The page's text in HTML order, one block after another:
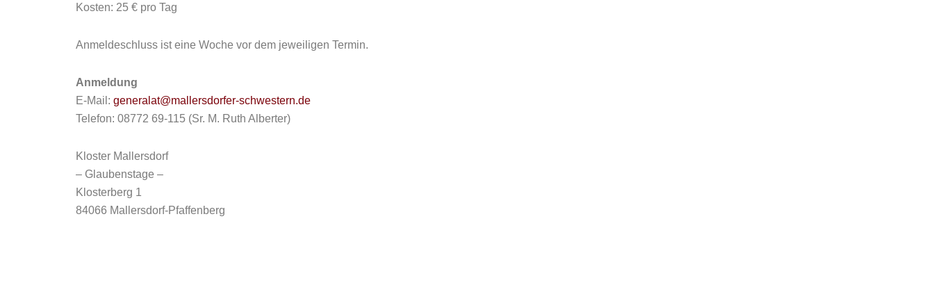
Kosten: 25 € pro Tag
Anmeldeschluss ist eine Woche vor dem jeweiligen Termin.
Anmeldung
E-Mail: generalat@mallersdorfer-schwestern.de
Telefon: 08772 69-115 (Sr. M. Ruth Alberter)
Kloster Mallersdorf
– Glaubenstage –
Klosterberg 1
84066 Mallersdorf-Pfaffenberg